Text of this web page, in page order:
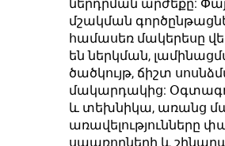
ներդրման արժեքը:
մշակման
համասեռ մակերեսը
են ներկման,
ծածկույթ, ճիշտ
մակարդակից:
և տեխնիկա, առանց
առավելությունները
սպառողների և